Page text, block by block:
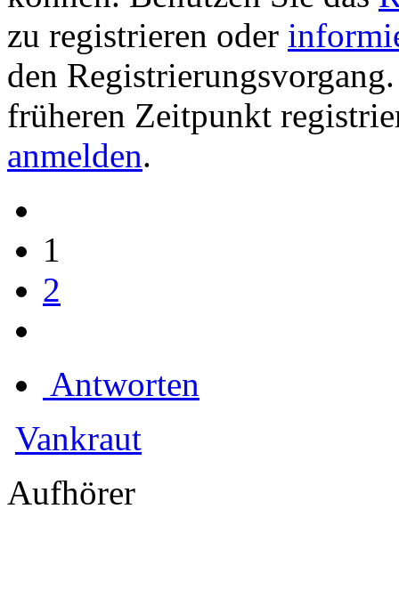
zu registrieren oder
den
früheren Zeitpunkt
anmelden.
1
2
Antworten
Vankraut
Aufhörer